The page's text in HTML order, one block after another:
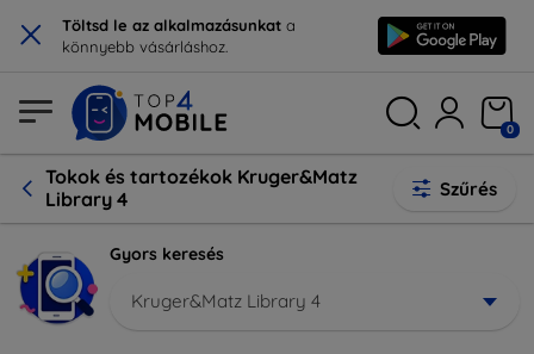
× Töltsd le az alkalmazásunkat a
könnyebb vásárláshoz.
0
Tokok és tartozékok Kruger&Matz
Library 4
Szűrés
Gyors keresés
Kruger&Matz Library 4